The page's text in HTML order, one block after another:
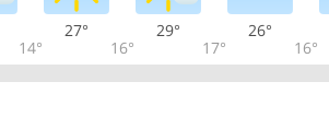
14°
27°
16°
29°
17°
26°
16°